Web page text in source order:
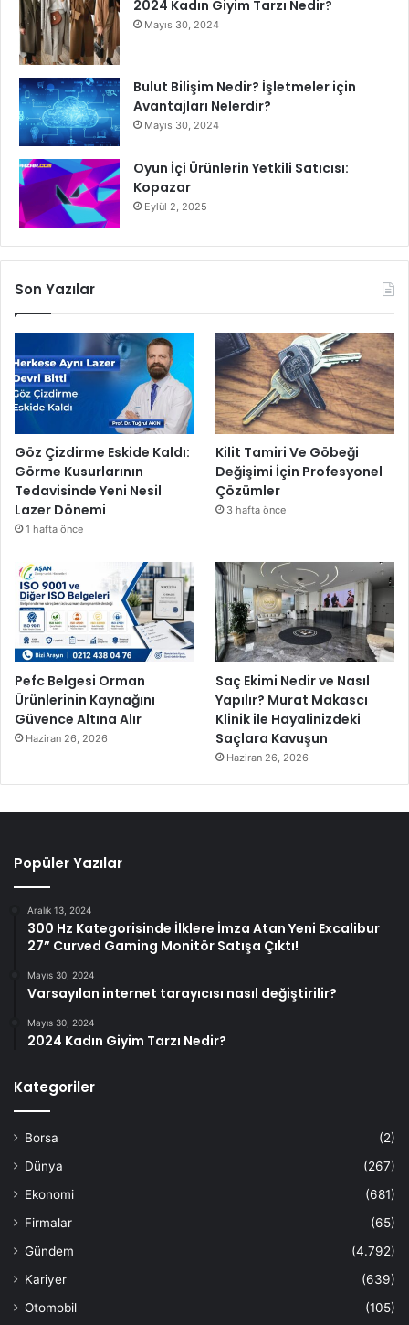
2024 Kadın Giyim Tarzı Nedir?
Mayıs 30, 2024
Bulut Bilişim Nedir? İşletmeler için
Avantajları Nelerdir?
Mayıs 30, 2024
Oyun İçi Ürünlerin Yetkili Satıcısı:
Kopazar
Eylül 2, 2025
Son Yazılar
Göz Çizdirme Eskide Kaldı:
Görme Kusurlarının
Tedavisinde Yeni Nesil
Lazer Dönemi
1 hafta önce
Kilit Tamiri Ve Göbeği
Değişimi İçin Profesyonel
Çözümler
3 hafta önce
Pefc Belgesi Orman
Ürünlerinin Kaynağını
Güvence Altına Alır
Haziran 26, 2026
Saç Ekimi Nedir ve Nasıl
Yapılır? Murat Makascı
Klinik ile Hayalinizdeki
Saçlara Kavuşun
Haziran 26, 2026
Popüler Yazılar
Aralık 13, 2024
300 Hz Kategorisinde İlklere İmza Atan Yeni Excalibur
27” Curved Gaming Monitör Satışa Çıktı!
Mayıs 30, 2024
Varsayılan internet tarayıcısı nasıl değiştirilir?
Mayıs 30, 2024
2024 Kadın Giyim Tarzı Nedir?
Kategoriler
Borsa
(2)
Dünya
(267)
Ekonomi
(681)
Firmalar
(65)
Gündem
(4.792)
Kariyer
(639)
Otomobil
(105)